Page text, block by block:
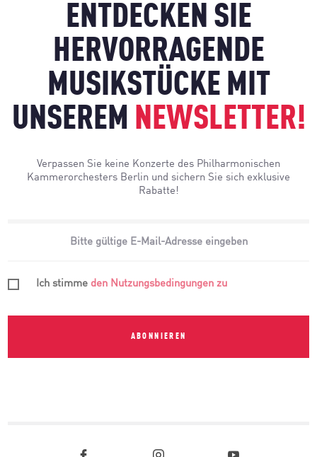
ENTDECKEN SIE
HERVORRAGENDE
MUSIKSTÜCKE MIT
UNSEREM NEWSLETTER!
Verpassen Sie keine Konzerte des Philharmonischen
Kammerorchesters Berlin und sichern Sie sich exklusive
Rabatte!
Ich stimme den Nutzungsbedingungen zu
ABONNIEREN